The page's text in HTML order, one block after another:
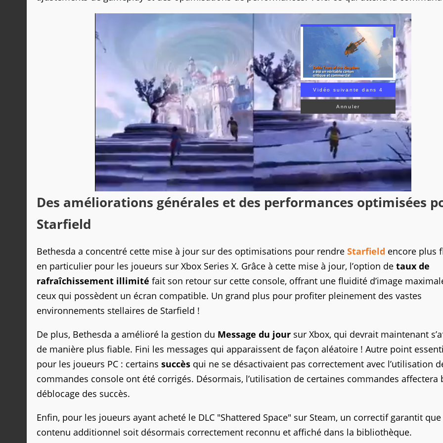
Vidéo suivante dans 3
Annuler
Des améliorations générales et des performances optimisées
Starfield
Bethesda a concentré cette mise à jour sur des optimisations pour rendre Starfield encore plus
en particulier pour les joueurs sur Xbox Series X. Grâce à cette mise à jour, l’option de taux de
rafraîchissement illimité fait son retour sur cette console, offrant une fluidité d’image
ceux qui possèdent un écran compatible. Un grand plus pour profiter pleinement des vastes
environnements stellaires de Starfield !
De plus, Bethesda a amélioré la gestion du Message du jour sur Xbox, qui devrait maintenant
de manière plus fiable. Fini les messages qui apparaissent de façon aléatoire ! Autre point
pour les joueurs PC : certains succès qui ne se désactivaient pas correctement avec l’utilisation
commandes console ont été corrigés. Désormais, l’utilisation de certaines commandes affectera
déblocage des succès.
Enfin, pour les joueurs ayant acheté le DLC "Shattered Space" sur Steam, un correctif garantit que
contenu additionnel soit désormais correctement reconnu et affiché dans la bibliothèque.